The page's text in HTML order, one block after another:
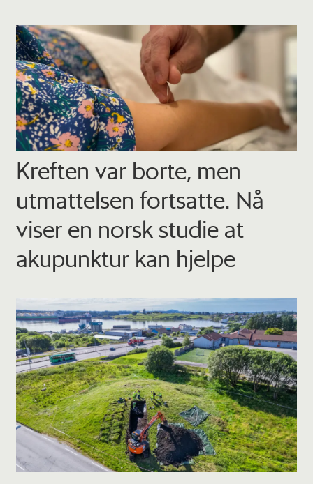
Kreften var borte, men
utmattelsen fortsatte. Nå
viser en norsk studie at
akupunktur kan hjelpe